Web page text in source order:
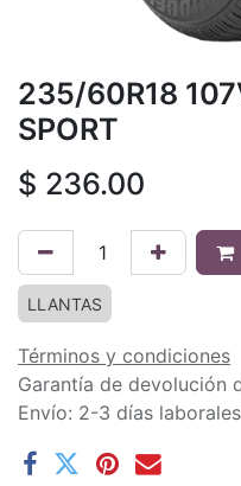
235/60R18
SPORT
$ 236.00
LLANTAS
Términos y condiciones
Garantía de devolución
Envío: 2-3 días laborales